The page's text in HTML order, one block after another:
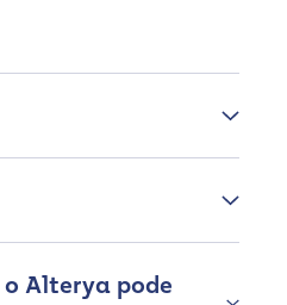
Alterya pode